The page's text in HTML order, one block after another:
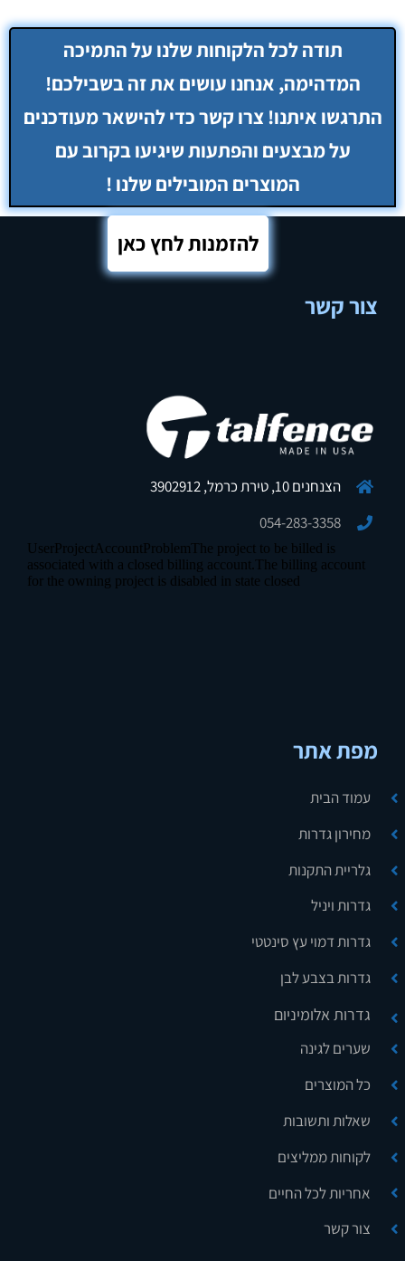
צור קשר
להזמנות לחץ כאן
הצנחנים 10, טירת כרמל, 3902912
054-283-3358
מפת אתר
עמוד הבית
מחירון גדרות
גלריית התקנות
גדרות ויניל
גדרות דמוי עץ סינטטי
גדרות בצבע לבן
גדרות אלומיניום
שערים לגינה
כל המוצרים
שאלות ותשובות
לקוחות ממליצים
אחריות לכל החיים
צור קשר